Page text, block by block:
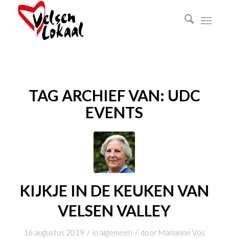
TAG ARCHIEF VAN: UDC
EVENTS
KIJKJE IN DE KEUKEN VAN
VELSEN VALLEY
16 augustus 2019 / in algemeen / door Marianne Vos